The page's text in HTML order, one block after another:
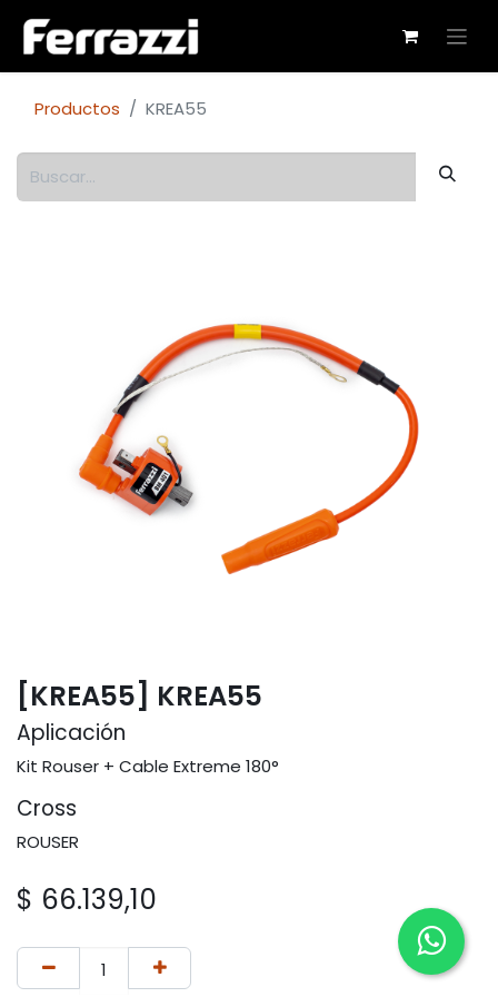
Productos KREA55
[KREA55] KREA55
Aplicación
Kit Rouser + Cable Extreme 180°
Cross
ROUSER
$ 66.139,10